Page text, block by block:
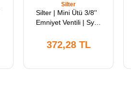
Silter
Silter | Mini Ütü 3/8''
Emniyet Ventili | Sy
3.5lt ve 5lt Kazanlı
Mini Ütülerle
372,28 TL